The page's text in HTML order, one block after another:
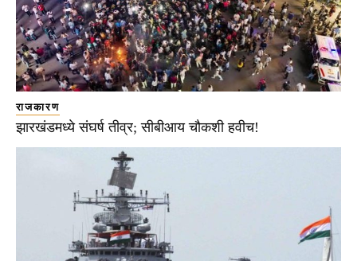
राजकारण
झारखंडमध्ये संघर्ष तीव्र; सीबीआय चौकशी हवीच!